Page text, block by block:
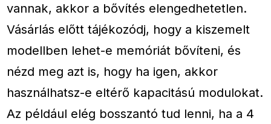
vannak, akkor a bővítés elengedhetetlen.
Vásárlás előtt tájékozódj, hogy a kiszemelt
modellben lehet-e memóriát bővíteni, és
nézd meg azt is, hogy ha igen, akkor
használhatsz-e eltérő kapacitású modulokat.
Az például elég bosszantó tud lenni, ha a 4